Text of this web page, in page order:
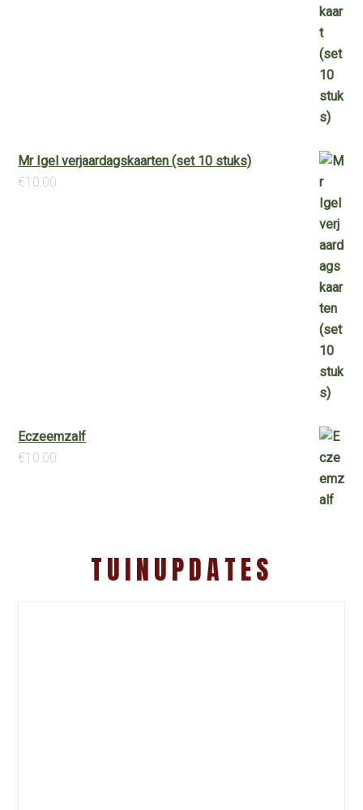
Mr Igel verjaardagskaarten (set 10 stuks)
€10.00
Eczeemzalf
€10.00
TUINUPDATES